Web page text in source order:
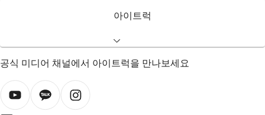
아이트럭
공식 미디어 채널에서 아이트럭을 만나보세요